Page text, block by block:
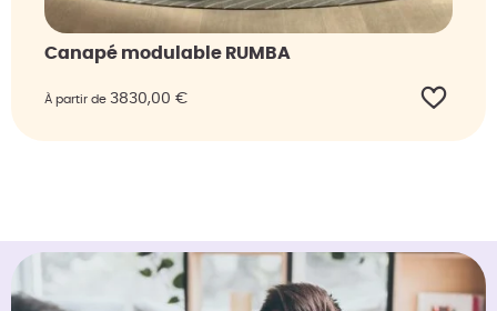
Canapé modulable RUMBA
À partir de 3830,00 €